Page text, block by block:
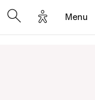
Options
Menu